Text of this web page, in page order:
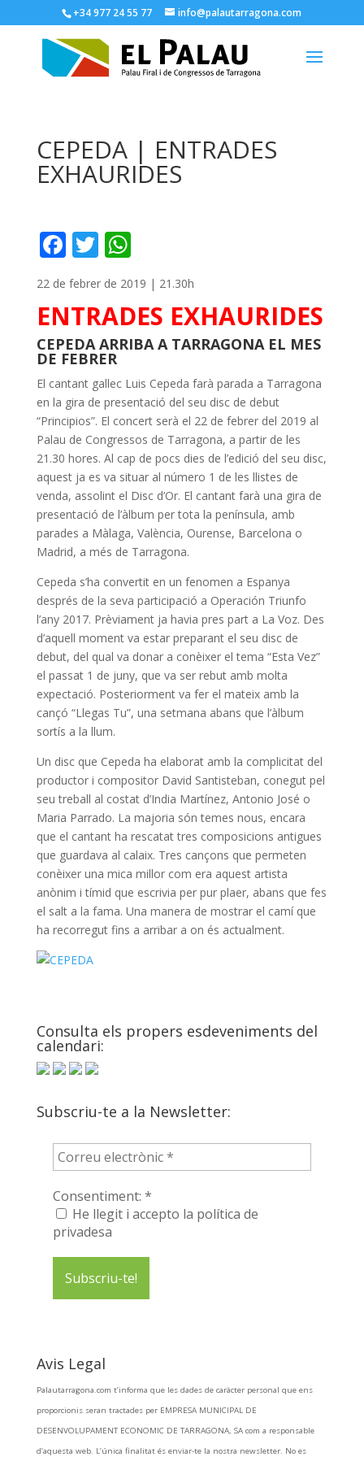
+34 977 24 55 77 info@palautarragona.com
CEPEDA | ENTRADES
EXHAURIDES
F
ac
e
b
o
o
k
T
w
itt
er
W
h
at
s
A
p
p
22 de febrer de 2019 | 21.30h
ENTRADES EXHAURIDES
CEPEDA ARRIBA A TARRAGONA EL MES
DE FEBRER
El cantant gallec Luis Cepeda farà parada a Tarragona
en la gira de presentació del seu disc de debut
“Principios”. El concert serà el 22 de febrer del 2019 al
Palau de Congressos de Tarragona, a partir de les
21.30 hores. Al cap de pocs dies de l’edició del seu disc,
aquest ja es va situar al número 1 de les llistes de
venda, assolint el Disc d’Or. El cantant farà una gira de
presentació de l’àlbum per tota la península, amb
parades a Màlaga, València, Ourense, Barcelona o
Madrid, a més de Tarragona.
Cepeda s’ha convertit en un fenomen a Espanya
després de la seva participació a Operación Triunfo
l’any 2017. Prèviament ja havia pres part a La Voz. Des
d’aquell moment va estar preparant el seu disc de
debut, del qual va donar a conèixer el tema “Esta Vez”
el passat 1 de juny, que va ser rebut amb molta
expectació. Posteriorment va fer el mateix amb la
cançó “Llegas Tu”, una setmana abans que l’àlbum
sortís a la llum.
Un disc que Cepeda ha elaborat amb la complicitat del
productor i compositor David Santisteban, conegut pel
seu treball al costat d’India Martínez, Antonio José o
Maria Parrado. La majoria són temes nous, encara
que el cantant ha rescatat tres composicions antigues
que guardava al calaix. Tres cançons que permeten
conèixer una mica millor com era aquest artista
anònim i tímid que escrivia per pur plaer, abans que fes
el salt a la fama. Una manera de mostrar el camí que
ha recorregut fins a arribar a on és actualment.
Consulta els propers esdeveniments del
calendari:
Subscriu-te a la Newsletter:
Consentiment: *
He llegit i accepto la política de
privadesa
Avis Legal
Palautarragona.com t’informa que les dades de caràcter personal que ens
proporcionis seran tractades per EMPRESA MUNICIPAL DE
DESENVOLUPAMENT ECONOMIC DE TARRAGONA, SA com a responsable
d’aquesta web. L’única finalitat és enviar-te la nostra newsletter. No es